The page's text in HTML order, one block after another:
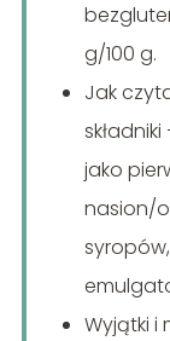
g/100 g.
Jak
jako
nasion/
Wyjątki i